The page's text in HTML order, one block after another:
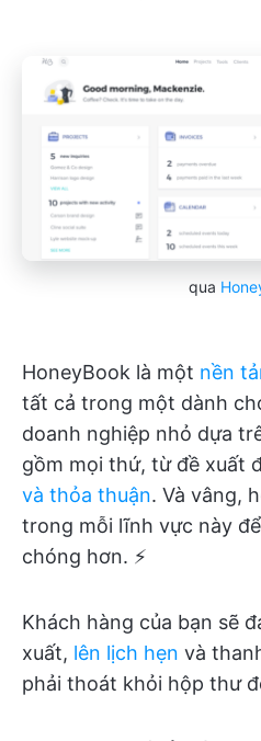
qua
HoneyBook là một nền
tất cả trong một dành
doanh nghiệp nhỏ dựa
gồm mọi thứ, từ đề xuất
và thỏa thuận. Và vâng,
trong mỗi lĩnh vực này
chóng hơn. ⚡
Khách hàng của bạn sẽ
xuất, lên lịch hẹn và
phải thoát khỏi hộp thư